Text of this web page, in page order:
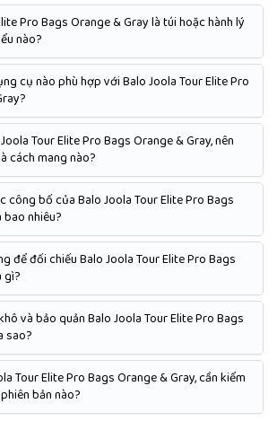
Pro Bags Orange & Gray là túi hoặc hành lý
nào?
cụ nào phù hợp với Balo Joola Tour Elite Pro
Tour Elite Pro Bags Orange & Gray, nên
cách mang nào?
công bố của Balo Joola Tour Elite Pro Bags
nhiêu?
để đối chiếu Balo Joola Tour Elite Pro Bags
gì?
và bảo quản Balo Joola Tour Elite Pro Bags
sao?
Tour Elite Pro Bags Orange & Gray, cần kiểm
bản nào?